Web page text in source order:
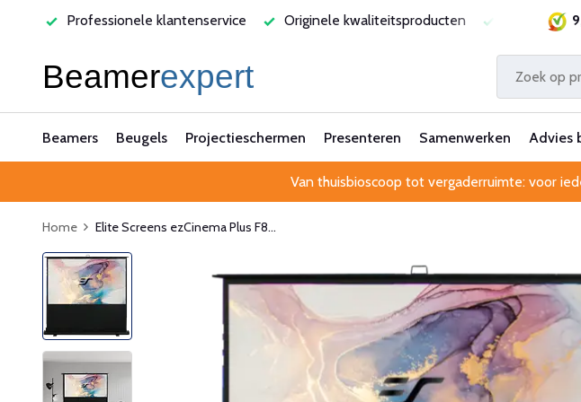
Professionele klantenservice Originele kwaliteitsproducten Laagste
Beamers Beugels Projectieschermen Presenteren Samenwerken Advies
Van thuisbioscoop tot vergaderruimte: voor
Home Elite Screens ezCinema Plus F8...